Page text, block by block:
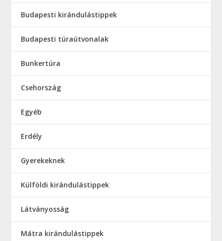
Budapesti kirándulástippek
Budapesti túraútvonalak
Bunkertúra
Csehország
Egyéb
Erdély
Gyerekeknek
Külföldi kirándulástippek
Látványosság
Mátra kirándulástippek